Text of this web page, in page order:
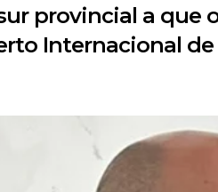
provincial a que
Internacional de